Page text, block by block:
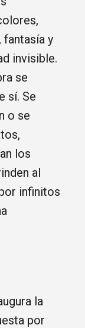
fantasía y
invisible.
se
sí. Se
o se
los
al
infinitos
la
por